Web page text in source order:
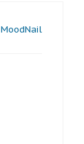
MoodNail